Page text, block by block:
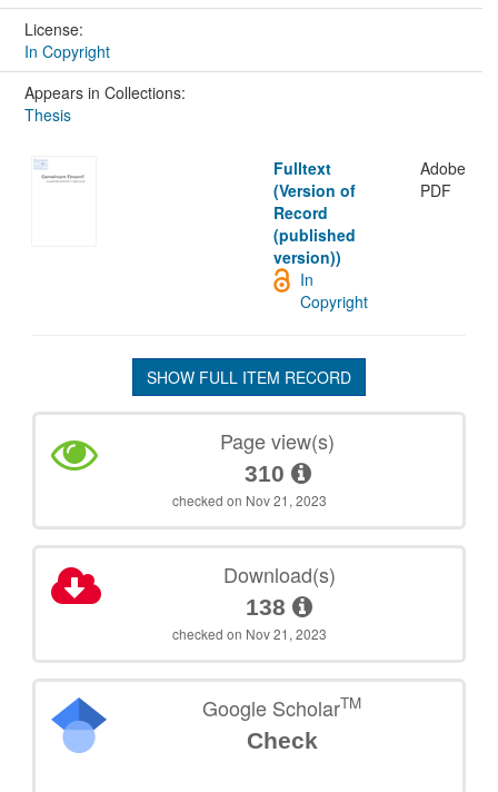
License:
In Copyright
Appears in Collections:
Thesis
Fulltext
(Version of
Record
(published
version))
Adobe
PDF
In
Copyright
SHOW FULL ITEM RECORD
Page view(s)
310
checked on Nov 21, 2023
Download(s)
138
checked on Nov 21, 2023
Google ScholarTM
Check